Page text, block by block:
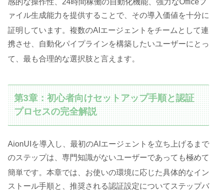
感的な操作性、24時間稼働の自動化機能、強力なOfficeフ
ァイル生成能力を提供することで、その導入価値を十分に
証明しています。複数のAIエージェントをチームとして連
携させ、自動化パイプラインを構築したいユーザーにとっ
て、最も合理的な選択肢と言えます。
第3章：初心者向けセットアップ手順と認証
プロセスの完全解説
AionUIを導入し、最初のAIエージェントを立ち上げるまで
のステップは、専門知識がないユーザーであっても極めて
簡単です。本章では、お使いの環境に応じた具体的なイン
ストール手順と、推奨される認証設定についてステップバ